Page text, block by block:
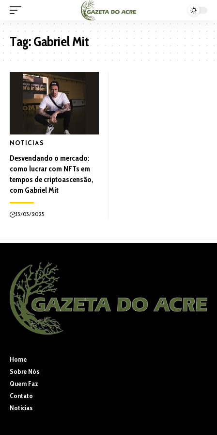
Tag:Gabriel Mit
NOTICIAS
Desvendando o mercado:
como lucrar com NFTs em
tempos de criptoascensão,
com Gabriel Mit
13/03/2025
Home
Sobre Nós
Quem Faz
Contato
Noticias